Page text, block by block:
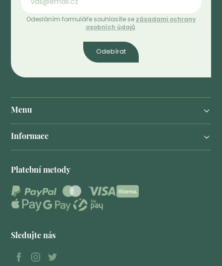
Odesláním formuláře souhlasíte se zásadami ochrany
osobních údajů.
Odebírat
Menu
Informace
Platební metody
Sledujte nás